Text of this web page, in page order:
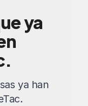
ya
ya han